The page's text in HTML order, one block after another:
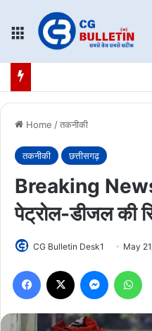
Menu
Home /तकनीकी
तकनीकी छत्तीसगढ़
Breaking
पेट्रोल-डीजल की
CG Bulletin Desk1 May
Facebook Messenger